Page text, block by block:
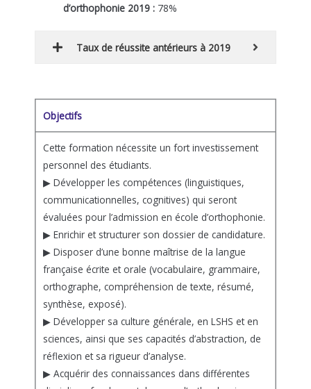
d’orthophonie 2019 : 78%
Taux de réussite antérieurs à 2019
Objectifs
Cette formation nécessite un fort investissement
personnel des étudiants.
▶ Développer les compétences (linguistiques,
communicationnelles, cognitives) qui seront
évaluées pour l’admission en école d’orthophonie.
▶ Enrichir et structurer son dossier de candidature.
▶ Disposer d’une bonne maîtrise de la langue
française écrite et orale (vocabulaire, grammaire,
orthographe, compréhension de texte, résumé,
synthèse, exposé).
▶ Développer sa culture générale, en LSHS et en
sciences, ainsi que ses capacités d’abstraction, de
réflexion et sa rigueur d’analyse.
▶ Acquérir des connaissances dans différentes